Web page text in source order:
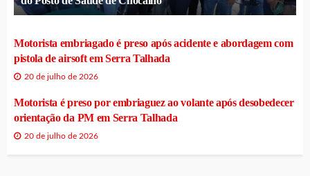
Motorista embriagado é preso após acidente e abordagem com
pistola de airsoft em Serra Talhada
20 de julho de 2026
Motorista é preso por embriaguez ao volante após desobedecer
orientação da PM em Serra Talhada
20 de julho de 2026